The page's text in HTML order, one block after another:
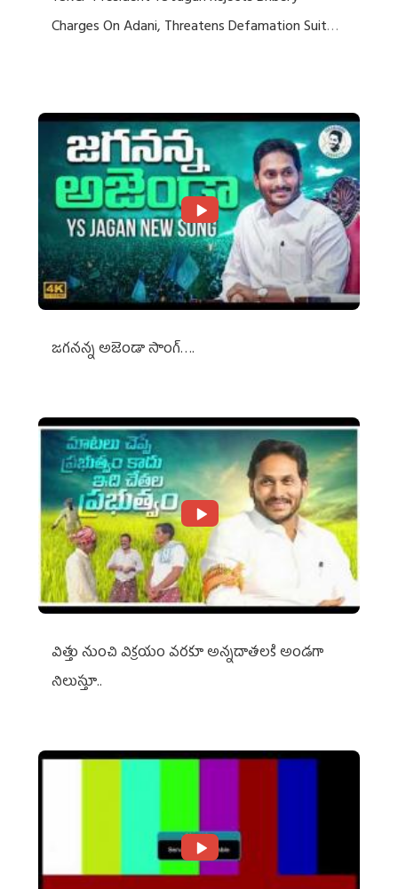
Charges On Adani, Threatens Defamation Suit
జగనన్న అజెండా సాంగ్….
విత్తు నుంచి విక్రయం వరకూ అన్నదాతలకి అండగా
నిలుస్తూ..